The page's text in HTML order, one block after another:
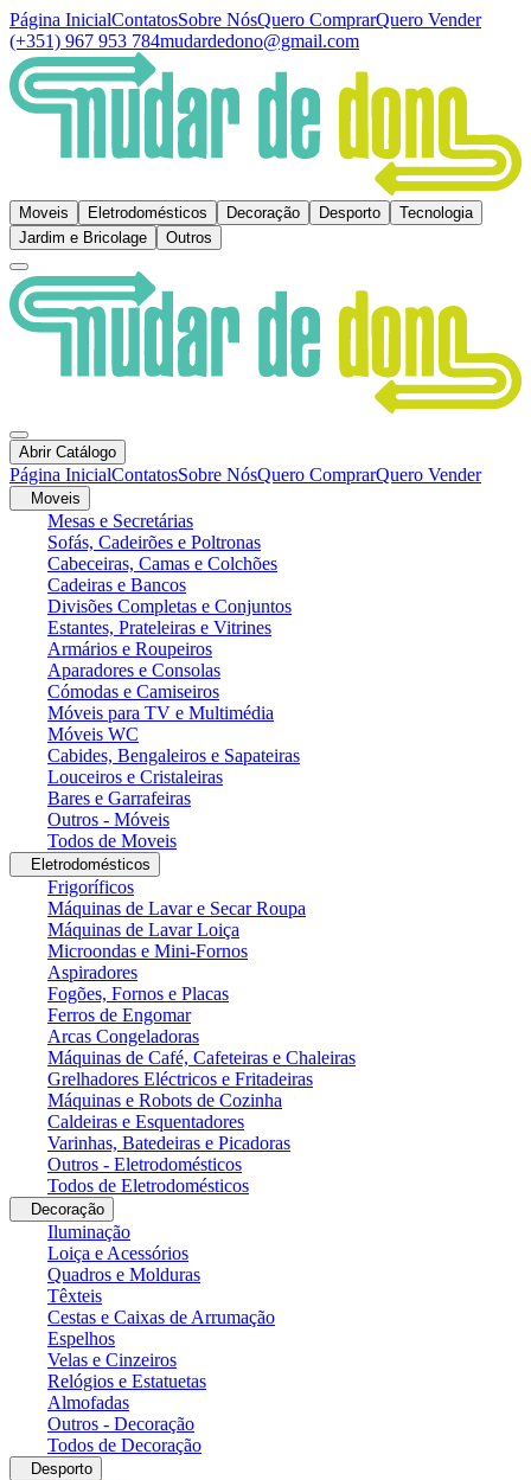
Página InicialContatosSobre NósQuero ComprarQuero Vender
(+351) 967 953 784mudardedono@gmail.com
Moveis Eletrodomésticos Decoração Desporto
Tecnologia
Jardim e Bricolage
Outros
Abrir Catálogo
Página InicialContatosSobre NósQuero ComprarQuero Vender
Moveis
Mesas e Secretárias
Sofás, Cadeirões e Poltronas
Cabeceiras, Camas e Colchões
Cadeiras e Bancos
Divisões Completas e Conjuntos
Estantes, Prateleiras e Vitrines
Armários e Roupeiros
Aparadores e Consolas
Cómodas e Camiseiros
Móveis para TV e Multimédia
Móveis WC
Cabides, Bengaleiros e Sapateiras
Louceiros e Cristaleiras
Bares e Garrafeiras
Outros - Móveis
Todos de Moveis
Eletrodomésticos
Frigoríficos
Máquinas de Lavar e Secar Roupa
Máquinas de Lavar Loiça
Microondas e Mini-Fornos
Aspiradores
Fogões, Fornos e Placas
Ferros de Engomar
Arcas Congeladoras
Máquinas de Café, Cafeteiras e Chaleiras
Grelhadores Eléctricos e Fritadeiras
Máquinas e Robots de Cozinha
Caldeiras e Esquentadores
Varinhas, Batedeiras e Picadoras
Outros - Eletrodomésticos
Todos de Eletrodomésticos
Decoração
Iluminação
Loiça e Acessórios
Quadros e Molduras
Têxteis
Cestas e Caixas de Arrumação
Espelhos
Velas e Cinzeiros
Relógios e Estatuetas
Almofadas
Outros - Decoração
Todos de Decoração
Desporto